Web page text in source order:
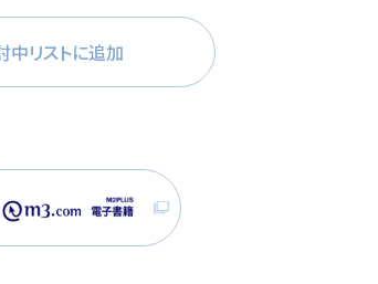
中リストに追加